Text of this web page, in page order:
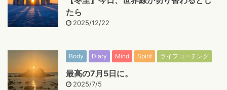
たら
2025/12/22
Body Diary Mind Spirit ライフコーチング
最高の7月5日に。
2025/7/5